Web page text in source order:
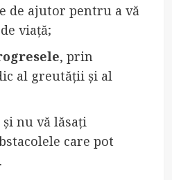
de ajutor pentru a vă
viață;
, prin
al greutății și al
și nu vă lăsați
care pot